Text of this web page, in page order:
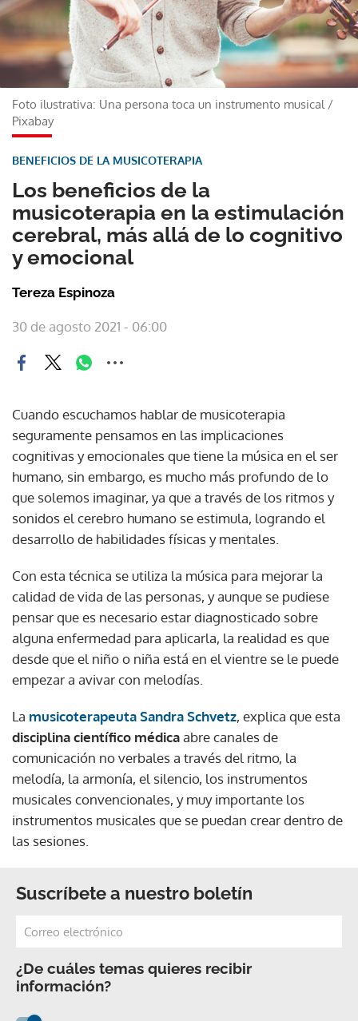
Los beneficios de la
musicoterapia en la estimulación
cerebral, más allá de lo cognitivo
y emocional
BENEFICIOS DE LA MUSICOTERAPIA
Foto ilustrativa: Una persona toca un instrumento musical /
Pixabay
Tereza Espinoza
30 de agosto 2021 - 06:00
Cuando escuchamos hablar de musicoterapia
seguramente pensamos en las implicaciones
cognitivas y emocionales que tiene la música en el ser
humano, sin embargo, es mucho más profundo de lo
que solemos imaginar, ya que a través de los ritmos y
sonidos el cerebro humano se estimula, logrando el
desarrollo de habilidades físicas y mentales.
Con esta técnica se utiliza la música para mejorar la
calidad de vida de las personas, y aunque se pudiese
pensar que es necesario estar diagnosticado sobre
alguna enfermedad para aplicarla, la realidad es que
desde que el niño o niña está en el vientre se le puede
empezar a avivar con melodías.
La musicoterapeuta Sandra Schvetz, explica que esta
disciplina científico médicaabre canales de
comunicación no verbales a través del ritmo, la
melodía, la armonía, el silencio, los instrumentos
musicales convencionales, y muy importante los
instrumentos musicales que se puedan crear dentro de
las sesiones.
Suscríbete a nuestro boletín
¿De cuáles temas quieres recibir
información?